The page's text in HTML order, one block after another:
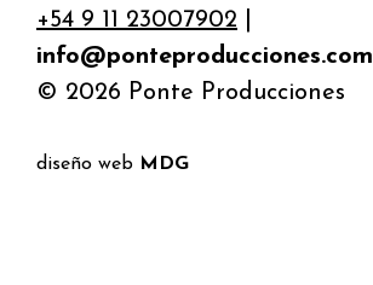
+54 9 11 23007902
info@ponteproducciones.com
© 2026 Ponte Producciones
diseño web MDG